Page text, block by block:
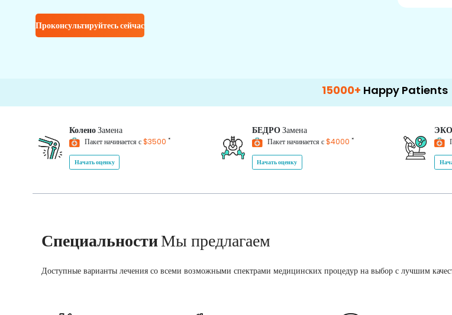
Проконсультируйтесь сейчас
Happy Patients 100+
КоленоЗамена
Пакет начинается с$3500 *
Начать оценку
БЕДРОЗамена
Пакет начинается с$4000 *
Начать оценку
ЭКО
СпециальностиМы предлагаем
Доступные варианты лечения со всеми возможными спектрами медицинских процедур на выбор с лучшим